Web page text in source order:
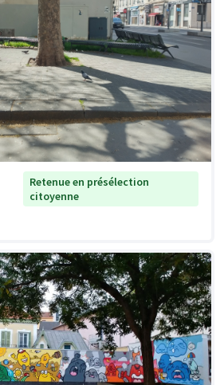
Retenue en présélection
citoyenne